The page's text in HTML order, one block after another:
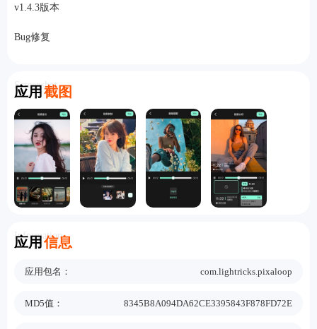
v1.4.3版本
Bug修复
应用 截图
Screenshot
应用 信息
Information
应用包名： com.lightricks.pixaloop
MD5值： 8345B8A094DA62CE3395843F878FD72E